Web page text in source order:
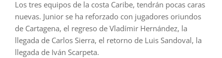
Los tres equipos de la costa Caribe, tendrán pocas caras
nuevas. Junior se ha reforzado con jugadores oriundos
de Cartagena, el regreso de Vladímir Hernández, la
llegada de Carlos Sierra, el retorno de Luis Sandoval, la
llegada de Iván Scarpeta.